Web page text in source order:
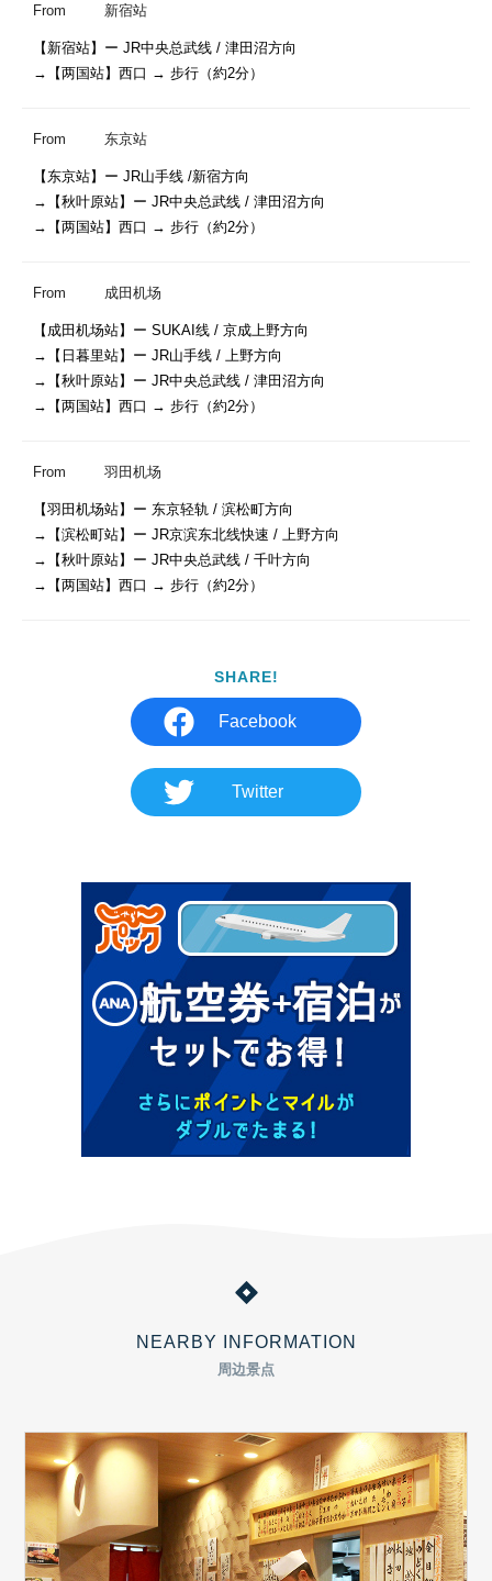
From 新宿站
【新宿站】ー JR中央总武线 / 津田沼方向
→【两国站】西口 → 步行（約2分）
From 东京站
【东京站】ー JR山手线 /新宿方向
→【秋叶原站】ー JR中央总武线 / 津田沼方向
→【两国站】西口 → 步行（約2分）
From 成田机场
【成田机场站】ー SUKAI线 / 京成上野方向
→【日暮里站】ー JR山手线 / 上野方向
→【秋叶原站】ー JR中央总武线 / 津田沼方向
→【两国站】西口 → 步行（約2分）
From 羽田机场
【羽田机场站】ー 东京轻轨 / 滨松町方向
→【滨松町站】ー JR京滨东北线快速 / 上野方向
→【秋叶原站】ー JR中央总武线 / 千叶方向
→【两国站】西口 → 步行（約2分）
SHARE!
Facebook
Twitter
NEARBY INFORMATION
周边景点